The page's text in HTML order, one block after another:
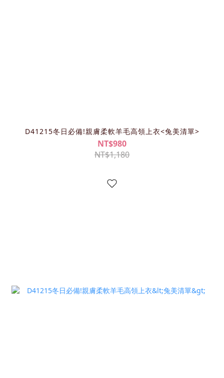
D41215冬日必備!親膚柔軟羊毛高領上衣<兔美清單>
NT$980
NT$1,180